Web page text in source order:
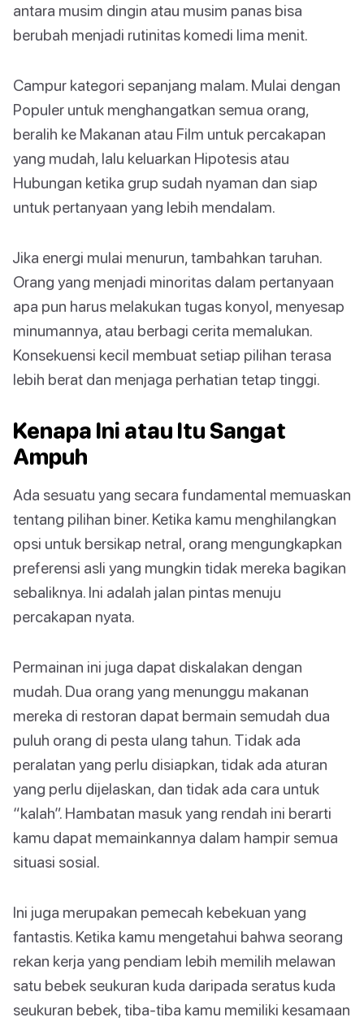
antara musim dingin atau musim panas bisa
berubah menjadi rutinitas komedi lima menit.
Campur kategori sepanjang malam. Mulai dengan
Populer untuk menghangatkan semua orang,
beralih ke Makanan atau Film untuk percakapan
yang mudah, lalu keluarkan Hipotesis atau
Hubungan ketika grup sudah nyaman dan siap
untuk pertanyaan yang lebih mendalam.
Jika energi mulai menurun, tambahkan taruhan.
Orang yang menjadi minoritas dalam pertanyaan
apa pun harus melakukan tugas konyol, menyesap
minumannya, atau berbagi cerita memalukan.
Konsekuensi kecil membuat setiap pilihan terasa
lebih berat dan menjaga perhatian tetap tinggi.
Kenapa Ini atau Itu Sangat
Ampuh
Ada sesuatu yang secara fundamental memuaskan
tentang pilihan biner. Ketika kamu menghilangkan
opsi untuk bersikap netral, orang mengungkapkan
preferensi asli yang mungkin tidak mereka bagikan
sebaliknya. Ini adalah jalan pintas menuju
percakapan nyata.
Permainan ini juga dapat diskalakan dengan
mudah. Dua orang yang menunggu makanan
mereka di restoran dapat bermain semudah dua
puluh orang di pesta ulang tahun. Tidak ada
peralatan yang perlu disiapkan, tidak ada aturan
yang perlu dijelaskan, dan tidak ada cara untuk
“kalah”. Hambatan masuk yang rendah ini berarti
kamu dapat memainkannya dalam hampir semua
situasi sosial.
Ini juga merupakan pemecah kebekuan yang
fantastis. Ketika kamu mengetahui bahwa seorang
rekan kerja yang pendiam lebih memilih melawan
satu bebek seukuran kuda daripada seratus kuda
seukuran bebek, tiba-tiba kamu memiliki kesamaan